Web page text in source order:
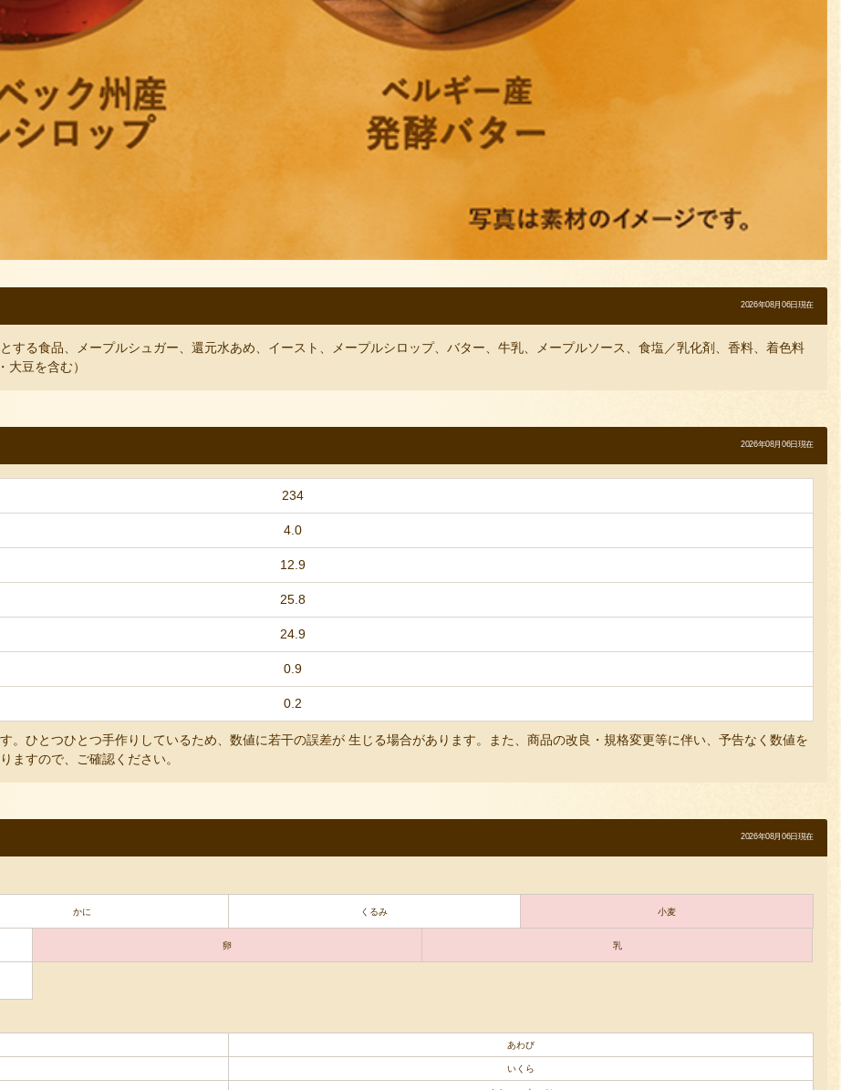
2026年08月06日現在
する食品、メープルシュガー、還元水あめ、イースト、メープルシロップ、バター、牛乳、メープルソース、食塩／乳化剤、香料、着色料
大豆を含む）
2026年08月06日現在
234
4.0
12.9
25.8
24.9
0.9
0.2
。ひとつひとつ手作りしているため、数値に若干の誤差が 生じる場合があります。また、商品の改良・規格変更等に伴い、予告なく数値を
ますので、ご確認ください。
2026年08月06日現在
かに くるみ 小麦
卵 乳
あわび
いくら